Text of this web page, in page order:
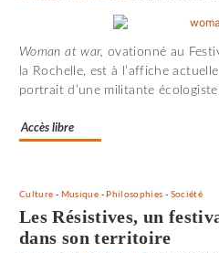
Woman at war, ovationné au
la Rochelle, est à l’affiche
portrait d’une militante
Accès libre
Culture - Musique - Philosophies - Société
Les Résistives, un
dans son territoire